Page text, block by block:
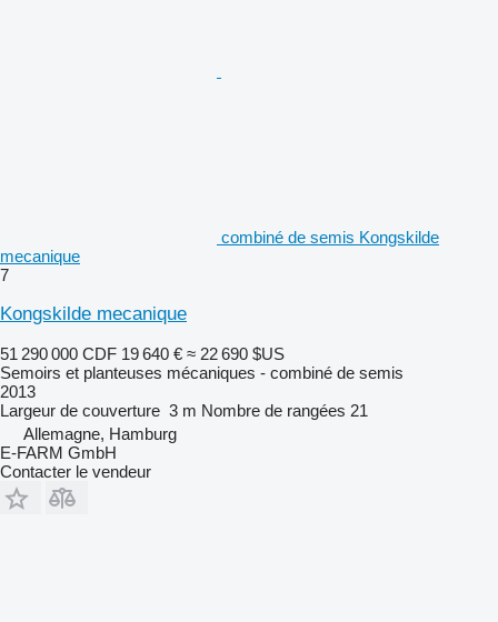
combiné de semis Kongskilde
mecanique
7
Kongskilde mecanique
51 290 000 CDF 19 640 € ≈ 22 690 $US
Semoirs et planteuses mécaniques - combiné de semis
2013
Largeur de couverture 3 m Nombre de rangées 21
Allemagne, Hamburg
E-FARM GmbH
Contacter le vendeur